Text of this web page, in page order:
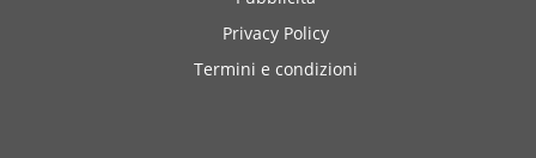
Privacy Policy
Termini e condizioni